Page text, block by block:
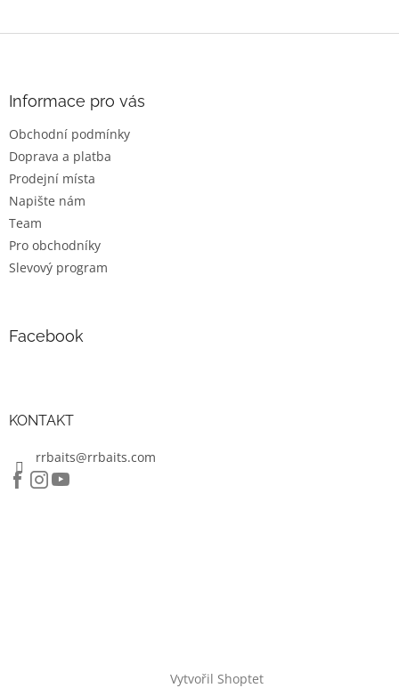
Informace pro vás
Obchodní podmínky
Doprava a platba
Prodejní místa
Napište nám
Team
Pro obchodníky
Slevový program
Facebook
KONTAKT
rrbaits@rrbaits.com
Vytvořil Shoptet